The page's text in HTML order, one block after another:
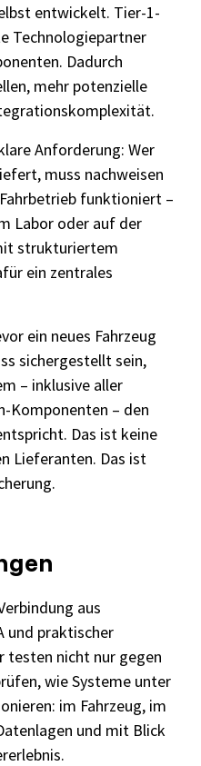
entwickelt. Tier-1-
Technologiepartner
Dadurch
mehr potenzielle
Anforderung: Wer
muss nachweisen
funktioniert –
Labor oder auf der
strukturiertem
ein zentrales
ein neues Fahrzeug
sichergestellt sein,
– inklusive aller
Komponenten – den
Das ist keine
Lieferanten. Das ist
aus
und praktischer
testen nicht nur gegen
wie Systeme unter
im Fahrzeug, im
und mit Blick